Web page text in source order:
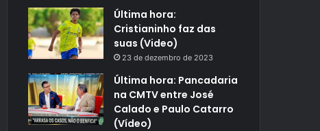
Última hora:
Cristianinho faz das
suas (Video)
23 de dezembro de 2023
Última hora: Pancadaria
na CMTV entre José
Calado e Paulo Catarro
(Vídeo)